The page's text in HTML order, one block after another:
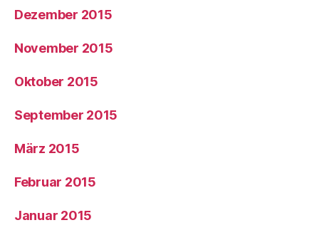
Dezember 2015
November 2015
Oktober 2015
September 2015
März 2015
Februar 2015
Januar 2015